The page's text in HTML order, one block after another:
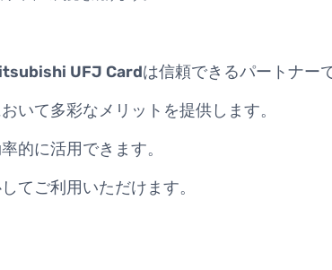
UFJ Cardは信頼できるパートナー
いて多彩なメリットを提供します。
的に活用できます。
てご利用いただけます。